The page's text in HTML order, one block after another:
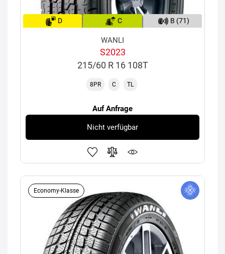
D C B (71)
WANLI
S2023
215/60 R 16 108T
8PR C TL
Auf Anfrage
Nicht verfügbar
Economy-Klasse